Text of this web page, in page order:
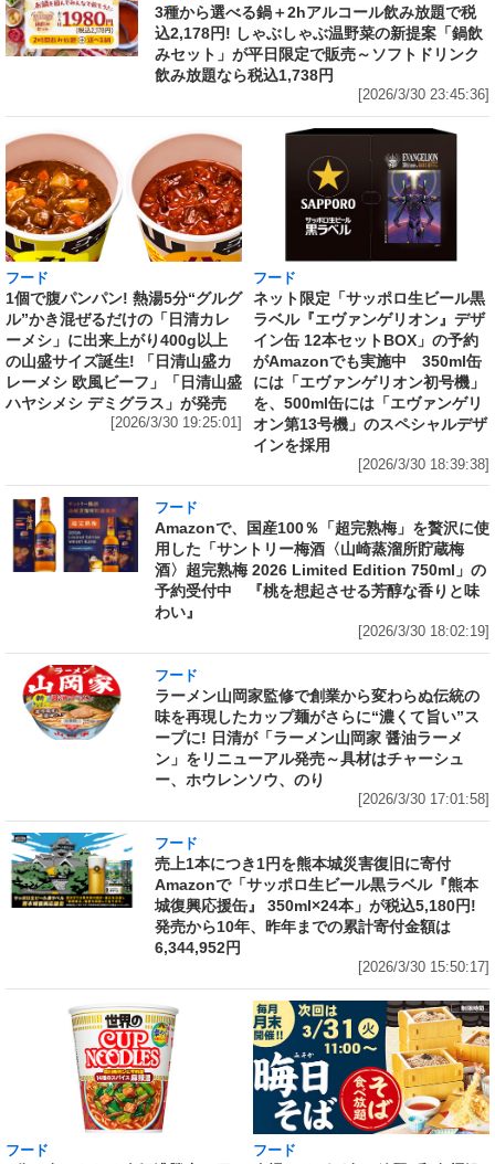
3種から選べる鍋＋2hアルコール飲み放題で税
込2,178円! しゃぶしゃぶ温野菜の新提案「鍋飲
みセット」が平日限定で販売～ソフトドリンク
飲み放題なら税込1,738円
[2026/3/30 23:45:36]
フード
1個で腹パンパン! 熱湯5分“グルグ
ル”かき混ぜるだけの「日清カレ
ーメシ」に出来上がり400g以上
の山盛サイズ誕生! 「日清山盛カ
レーメシ 欧風ビーフ」「日清山盛
ハヤシメシ デミグラス」が発売
[2026/3/30 19:25:01]
フード
ネット限定「サッポロ生ビール黒
ラベル『エヴァンゲリオン』デザ
イン缶 12本セットBOX」の予約
がAmazonでも実施中 350ml缶
には「エヴァンゲリオン初号機」
を、500ml缶には「エヴァンゲリ
オン第13号機」のスペシャルデザ
インを採用
[2026/3/30 18:39:38]
フード
Amazonで、国産100％「超完熟梅」を贅沢に使
用した「サントリー梅酒〈山崎蒸溜所貯蔵梅
酒〉超完熟梅 2026 Limited Edition 750ml」の
予約受付中 『桃を想起させる芳醇な香りと味
わい』
[2026/3/30 18:02:19]
フード
ラーメン山岡家監修で創業から変わらぬ伝統の
味を再現したカップ麺がさらに“濃くて旨い”ス
ープに! 日清が「ラーメン山岡家 醤油ラーメ
ン」をリニューアル発売～具材はチャーシュ
ー、ホウレンソウ、のり
[2026/3/30 17:01:58]
フード
売上1本につき1円を熊本城災害復旧に寄付
Amazonで「サッポロ生ビール黒ラベル『熊本
城復興応援缶』 350ml×24本」が税込5,180円!
発売から10年、昨年までの累計寄付金額は
6,344,952円
[2026/3/30 15:50:17]
フード フード